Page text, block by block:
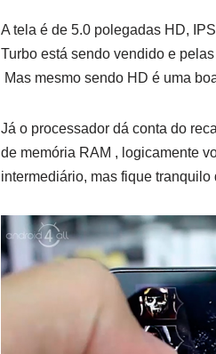
A tela é de 5.0 polegadas HD,
Turbo está sendo vendido e
Mas mesmo sendo HD é uma
Já o processador dá conta do
de memória RAM , logicamente
intermediário, mas fique